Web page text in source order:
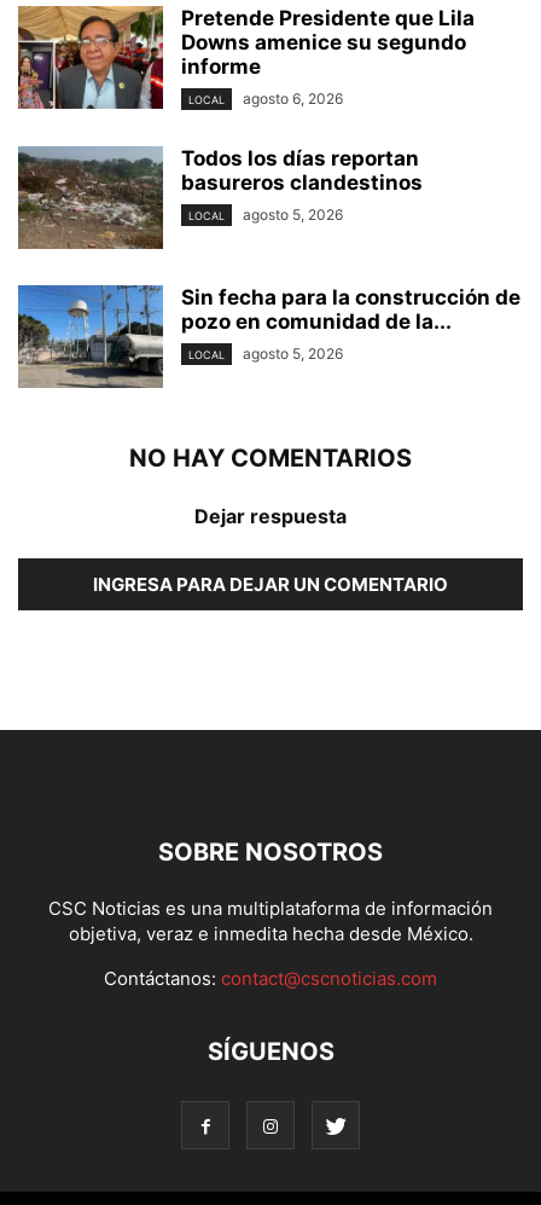
Pretende Presidente que Lila
Downs amenice su segundo
informe
LOCAL agosto 6, 2026
Todos los días reportan
basureros clandestinos
LOCAL agosto 5, 2026
Sin fecha para la construcción de
pozo en comunidad de la...
LOCAL agosto 5, 2026
NO HAY COMENTARIOS
Dejar respuesta
INGRESA PARA DEJAR UN COMENTARIO
SOBRE NOSOTROS
CSC Noticias es una multiplataforma de información
objetiva, veraz e inmedita hecha desde México.
Contáctanos: contact@cscnoticias.com
SÍGUENOS